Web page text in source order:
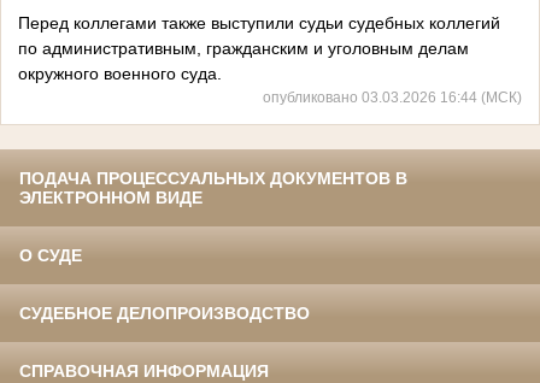
Перед коллегами также выступили судьи судебных коллегий
по административным, гражданским и уголовным делам
окружного военного суда.
опубликовано 03.03.2026 16:44 (МСК)
ПОДАЧА ПРОЦЕССУАЛЬНЫХ ДОКУМЕНТОВ В
ЭЛЕКТРОННОМ ВИДЕ
О СУДЕ
СУДЕБНОЕ ДЕЛОПРОИЗВОДСТВО
СПРАВОЧНАЯ ИНФОРМАЦИЯ